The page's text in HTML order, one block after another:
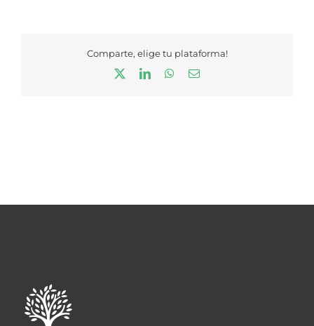
Comparte, elige tu plataforma!
LinkedInWhatsApp
Correo